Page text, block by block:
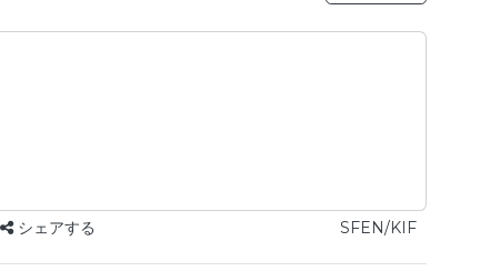
シェアする SFEN/KIF